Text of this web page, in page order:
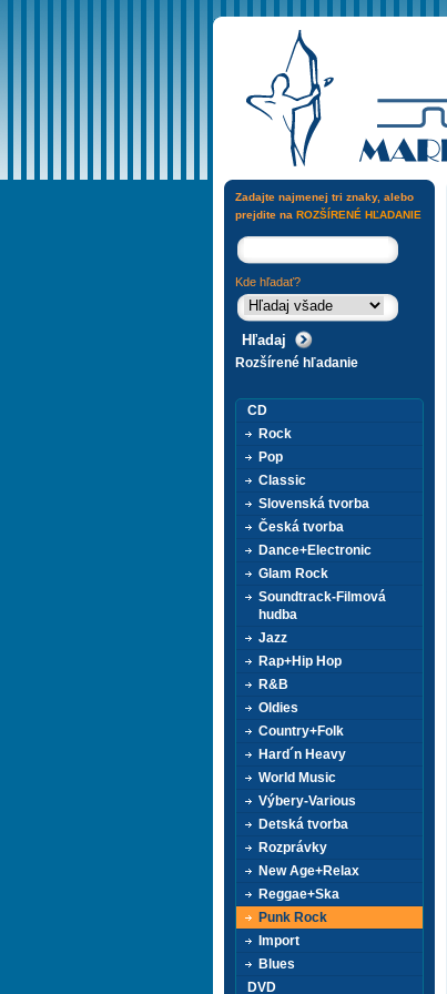
Zadajte najmenej tri znaky, alebo
prejdite na ROZŠÍRENÉ HĽADANIE
Kde hľadať?
Rozšírené hľadanie
CD
Rock
Pop
Classic
Slovenská tvorba
Česká tvorba
Dance+Electronic
Glam Rock
Soundtrack-Filmová
hudba
Jazz
Rap+Hip Hop
R&B
Oldies
Country+Folk
Hard´n Heavy
World Music
Výbery-Various
Detská tvorba
Rozprávky
New Age+Relax
Reggae+Ska
Punk Rock
Import
Blues
DVD